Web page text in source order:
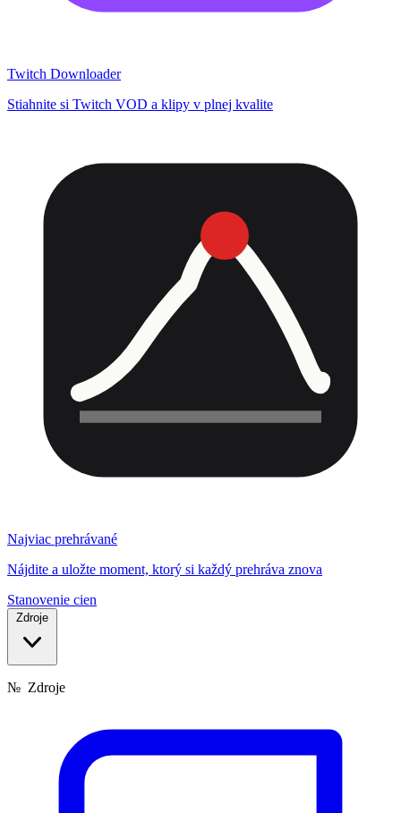
Twitch Downloader
Stiahnite si Twitch VOD a klipy v plnej kvalite
Najviac prehrávané
Nájdite a uložte moment, ktorý si každý prehráva znova
Stanovenie cien
Zdroje
№ Zdroje